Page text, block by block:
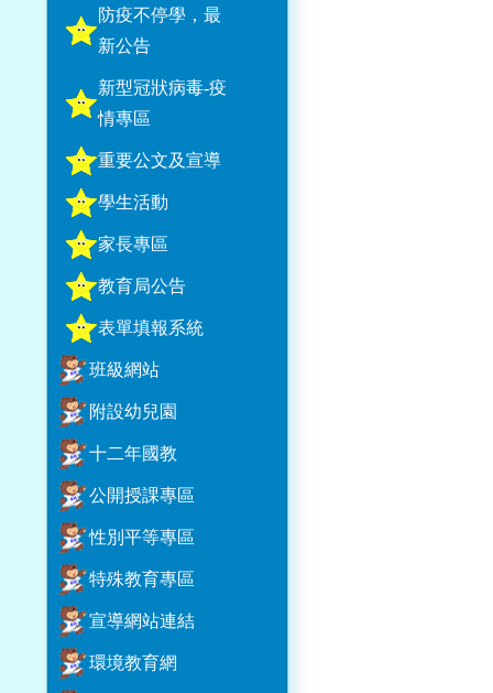
防疫不停學，最
新公告
新型冠狀病毒-疫
情專區
重要公文及宣導
學生活動
家長專區
教育局公告
表單填報系統
班級網站
附設幼兒園
十二年國教
公開授課專區
性別平等專區
特殊教育專區
宣導網站連結
環境教育網